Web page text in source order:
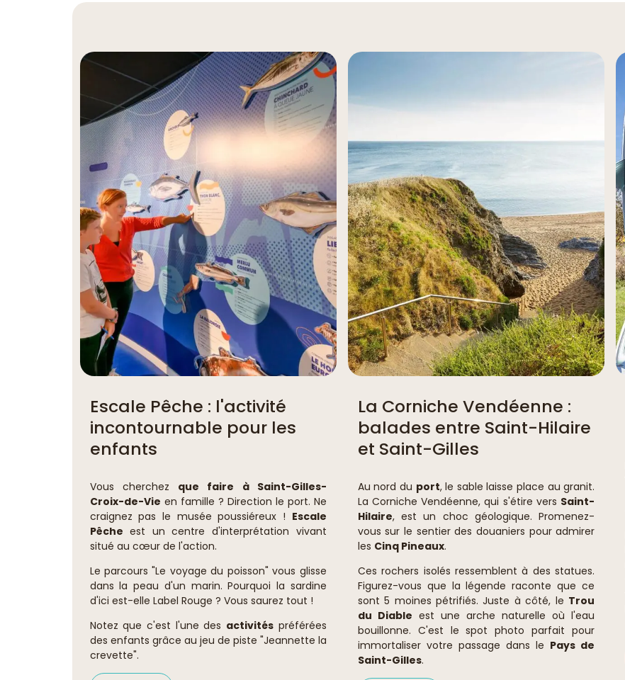
Escale Pêche : l'activité
incontournable pour les
enfants
Vous cherchez que faire à Saint-Gilles-
Croix-de-Vie en famille ? Direction le port. Ne
craignez pas le musée poussiéreux ! Escale
Pêche est un centre d'interprétation vivant
situé au cœur de l'action.
Le parcours "Le voyage du poisson" vous glisse
dans la peau d'un marin. Pourquoi la sardine
d'ici est-elle Label Rouge ? Vous saurez tout !
Notez que c'est l'une des activités préférées
des enfants grâce au jeu de piste "Jeannette la
crevette".
La Corniche Vendéenne :
balades entre Saint-Hilaire
et Saint-Gilles
Au nord du port, le sable laisse place au granit.
La Corniche Vendéenne, qui s'étire vers Saint-
Hilaire, est un choc géologique. Promenez-
vous sur le sentier des douaniers pour admirer
les Cinq Pineaux.
Ces rochers isolés ressemblent à des statues.
Figurez-vous que la légende raconte que ce
sont 5 moines pétrifiés. Juste à côté, le Trou
du Diable est une arche naturelle où l'eau
bouillonne. C'est le spot photo parfait pour
immortaliser votre passage dans le Pays de
Saint-Gilles.